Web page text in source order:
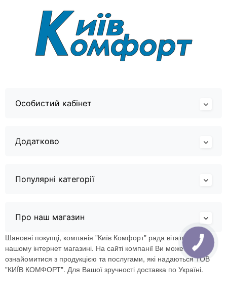
Особистий кабінет
Додатково
Популярні категорії
Про наш магазин
Шановні покупці, компанія "Київ Комфорт" рада вітати Вас в
нашому інтернет магазині. На сайті компанії Ви можете
ознайомитися з продукцією та послугами, які надаються ТОВ
"КИЇВ КОМФОРТ". Для Вашої зручності доставка по Україні.